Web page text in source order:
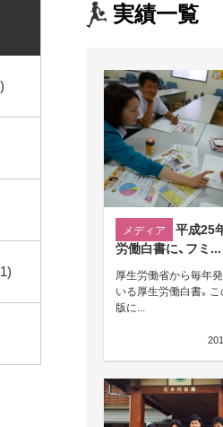
実績一覧
メディア
平成25
労働白書に、フミ...
厚生労働省から毎年
いる厚生労働白書。
版に...